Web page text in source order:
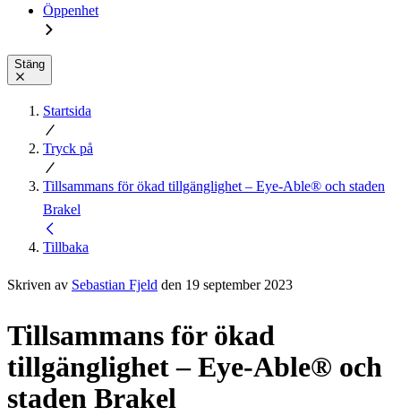
Öppenhet
Stäng
Startsida
Tryck på
Tillsammans för ökad tillgänglighet – Eye-Able® och staden
Brakel
Tillbaka
Skriven av Sebastian Fjeld den 19 september 2023
Tillsammans för ökad
tillgänglighet – Eye-Able® och
staden Brakel